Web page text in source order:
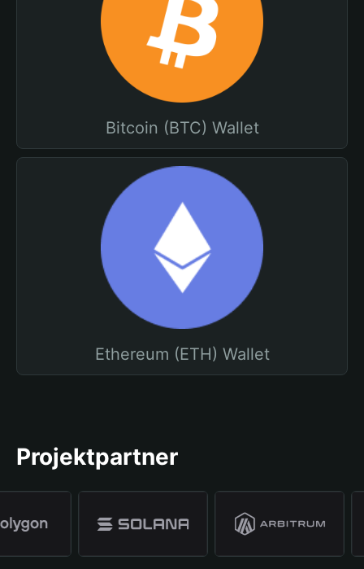
Bitcoin (BTC) Wallet
Ethereum (ETH) Wallet
Projektpartner